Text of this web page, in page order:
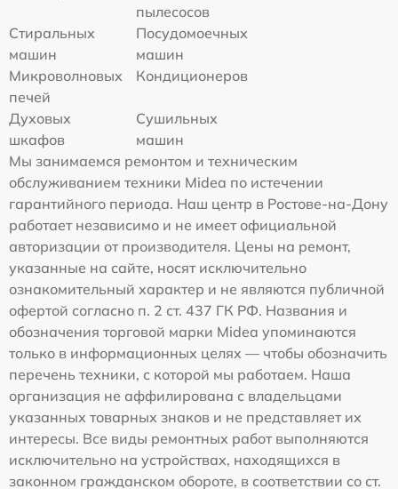
пылесосов
Стиральных
машин
Посудомоечных
машин
Микроволновых
печей
Кондиционеров
Духовых
шкафов
Сушильных
машин
Мы занимаемся ремонтом и техническим
обслуживанием техники Midea по истечении
гарантийного периода. Наш центр в Ростове-на-Дону
работает независимо и не имеет официальной
авторизации от производителя. Цены на ремонт,
указанные на сайте, носят исключительно
ознакомительный характер и не являются публичной
офертой согласно п. 2 ст. 437 ГК РФ. Названия и
обозначения торговой марки Midea упоминаются
только в информационных целях — чтобы обозначить
перечень техники, с которой мы работаем. Наша
организация не аффилирована с владельцами
указанных товарных знаков и не представляет их
интересы. Все виды ремонтных работ выполняются
исключительно на устройствах, находящихся в
законном гражданском обороте, в соответствии со ст.